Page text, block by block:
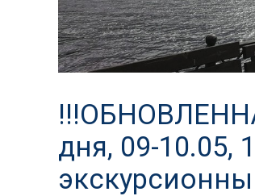
дня, 09-10.05,